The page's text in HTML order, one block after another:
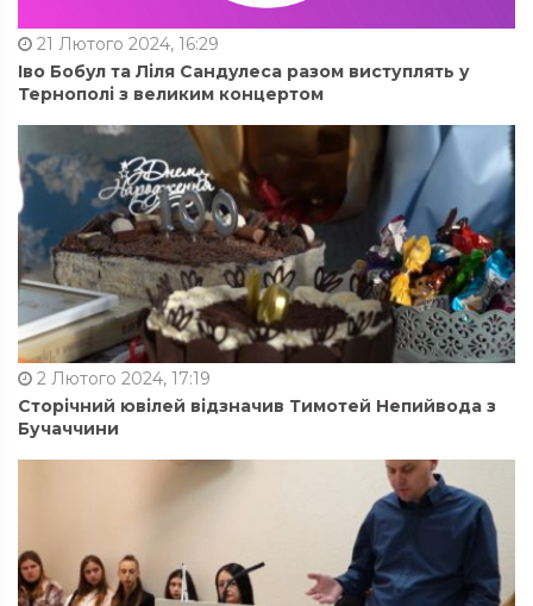
21 Лютого 2024, 16:29
Іво Бобул та Ліля Сандулеса разом виступлять у
Тернополі з великим концертом
2 Лютого 2024, 17:19
Сторічний ювілей відзначив Тимотей Непийвода з
Бучаччини